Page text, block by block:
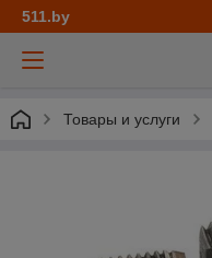
511.by
Товары и услуги